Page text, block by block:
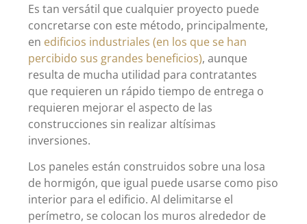
Es tan versátil que cualquier proyecto puede
concretarse con este método, principalmente,
en edificios industriales (en los que se han
percibido sus grandes beneficios), aunque
resulta de mucha utilidad para contratantes
que requieren un rápido tiempo de entrega o
requieren mejorar el aspecto de las
construcciones sin realizar altísimas
inversiones.
Los paneles están construidos sobre una losa
de hormigón, que igual puede usarse como piso
interior para el edificio. Al delimitarse el
perímetro, se colocan los muros alrededor de